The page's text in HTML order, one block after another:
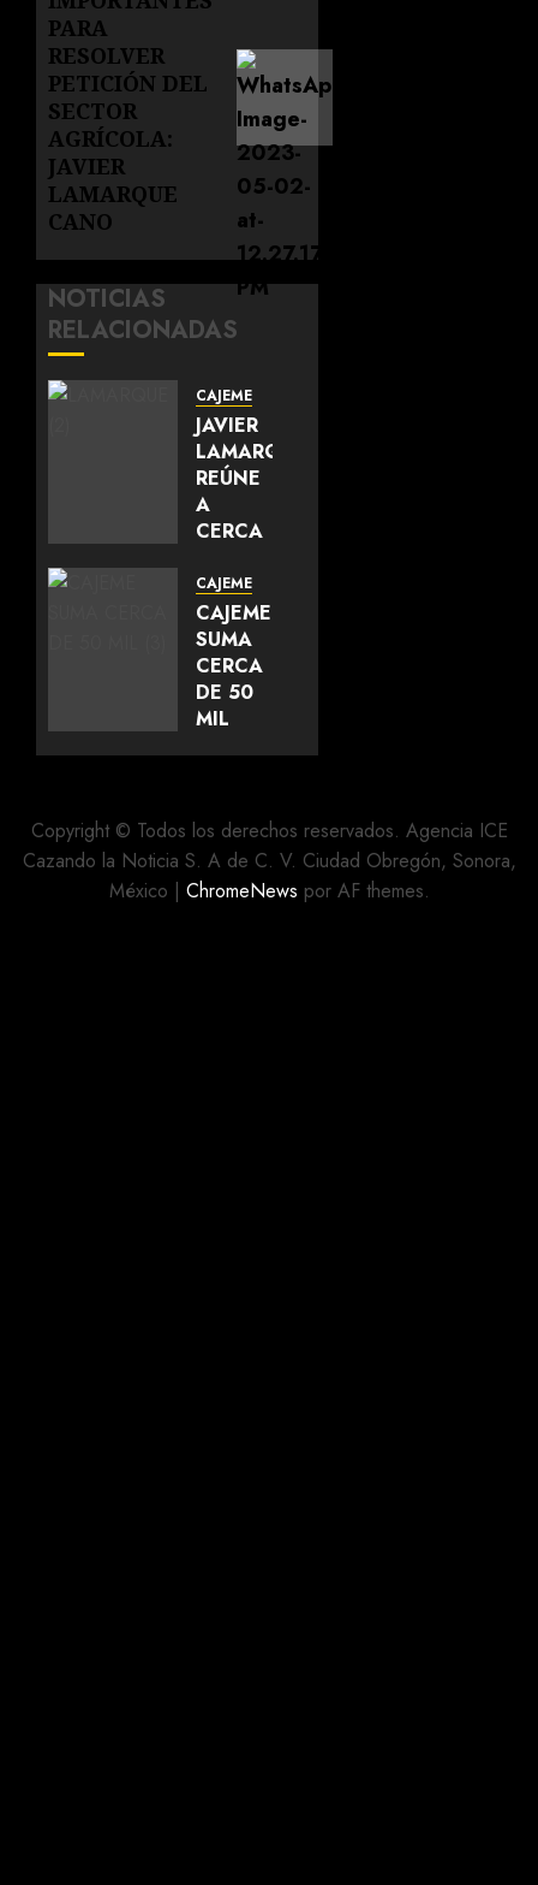
entrada:
PARA
RESOLVER
PETICIÓN DEL
SECTOR
AGRÍCOLA:
JAVIER
LAMARQUE
CANO
NOTICIAS
RELACIONADAS
CAJEME
JAVIER
LAMARQUE
REÚNE
A
CERCA
LÍDERES
DEL
SUR DE
SONORA
Y
FORTALECE
MOVIMIENTO
AGOSTO 5,
2026
CAJEME
CAJEME
SUMA
CERCA
DE 50
MIL
CALLES
REHABILITADAS
AGOSTO 5,
Copyright © Todos los derechos reservados. Agencia ICE
Cazando la Noticia S. A de C. V. Ciudad Obregón, Sonora,
México | ChromeNews por AF themes.